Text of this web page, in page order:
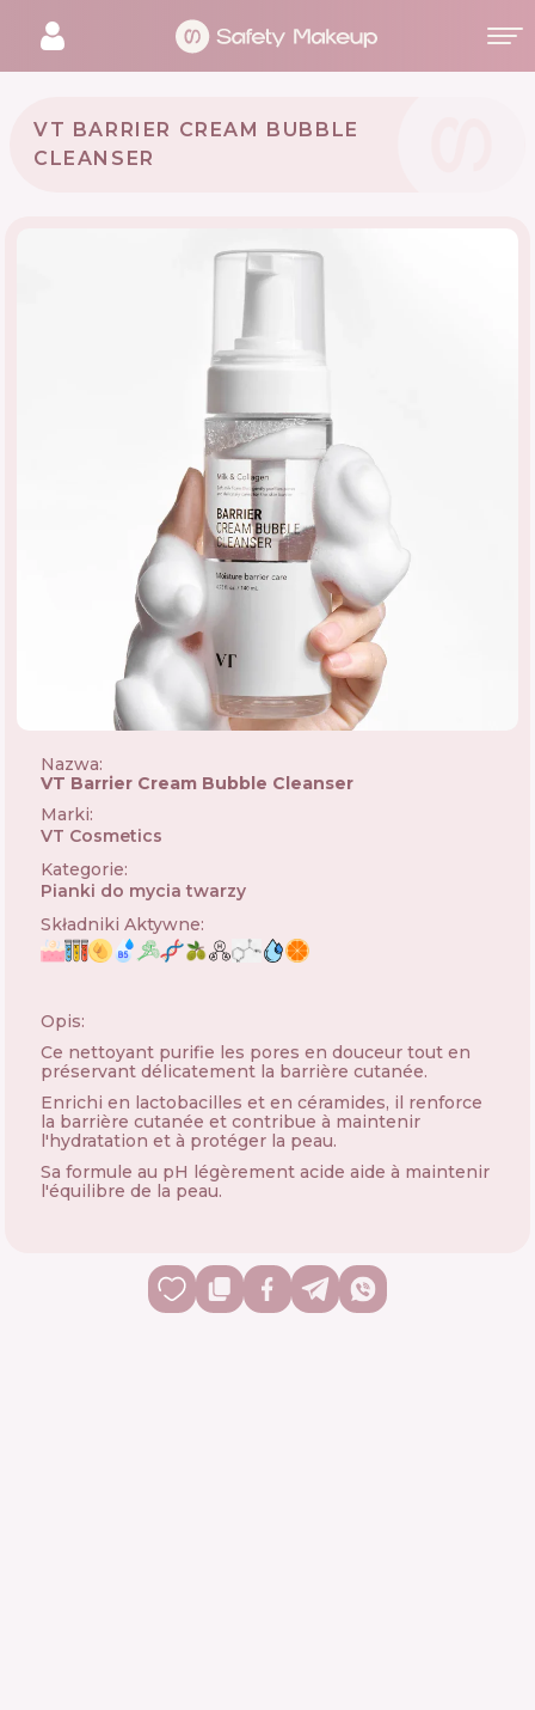
VT BARRIER CREAM BUBBLE
CLEANSER
Nazwa:
VT Barrier Cream Bubble Cleanser
Marki:
VT Cosmetics
Kategorie:
Pianki do mycia twarzy
Składniki Aktywne:
Opis:
Ce nettoyant purifie les pores en douceur tout en
préservant délicatement la barrière cutanée.
Enrichi en lactobacilles et en céramides, il renforce
la barrière cutanée et contribue à maintenir
l'hydratation et à protéger la peau.
Sa formule au pH légèrement acide aide à maintenir
l'équilibre de la peau.